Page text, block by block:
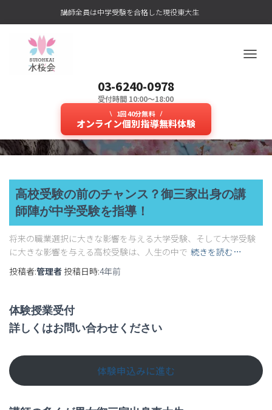
講師全員は中学受験を合格した現役東大生
03-6240-0978
受付時間 10:00～18:00
1回40分無料
オンライン個別指導無料体験
を
切
替
#御三家高校
高校受験の前のチャンス？御三家出身の講
師陣が中学受験を指導！
将来の職業選択に大きな影響を与える大学受験、そして大学受験
に大きな影響を与える高校受験は、人生の中で 続きを読む…
投稿者:管理者投稿日時:4年前
体験授業受付
詳しくはお問い合わせください
体験申込みに進む